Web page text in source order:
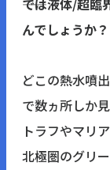
んでしょうか？
どこの熱水噴
で数ヵ所しか
トラフやマリ
北極圏のグリ